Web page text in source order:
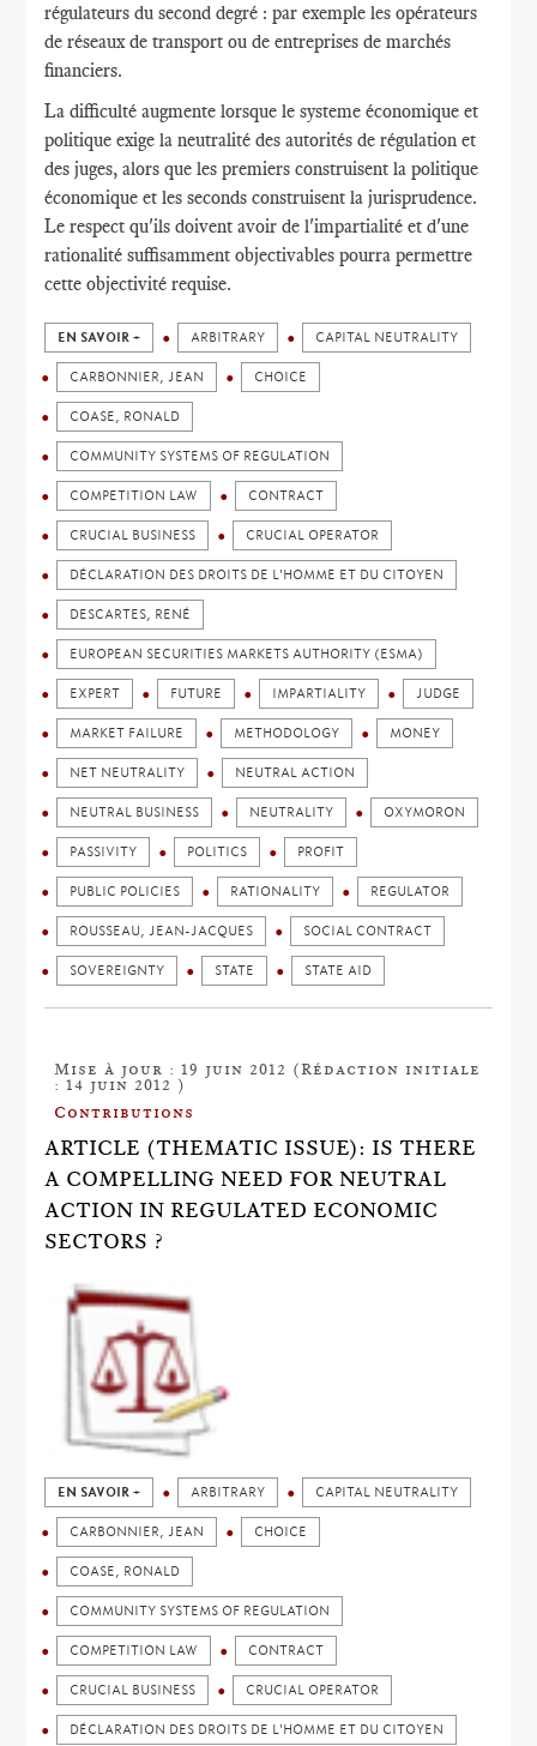
régulateurs du second degré : par exemple les opérateurs
de réseaux de transport ou de entreprises de marchés
financiers.
La difficulté augmente lorsque le systeme économique et
politique exige la neutralité des autorités de régulation et
des juges, alors que les premiers construisent la politique
économique et les seconds construisent la jurisprudence.
Le respect qu'ils doivent avoir de l'impartialité et d'une
rationalité suffisamment objectivables pourra permettre
cette objectivité requise.
EN SAVOIR + ARBITRARY CAPITAL NEUTRALITY
CARBONNIER, JEAN CHOICE
COASE, RONALD
COMMUNITY SYSTEMS OF REGULATION
COMPETITION LAW CONTRACT
CRUCIAL BUSINESS CRUCIAL OPERATOR
DÉCLARATION DES DROITS DE L'HOMME ET DU CITOYEN
DESCARTES, RENÉ
EUROPEAN SECURITIES MARKETS AUTHORITY (ESMA)
EXPERT FUTURE IMPARTIALITY JUDGE
MARKET FAILURE METHODOLOGY MONEY
NET NEUTRALITY NEUTRAL ACTION
NEUTRAL BUSINESS NEUTRALITY OXYMORON
PASSIVITY POLITICS PROFIT
PUBLIC POLICIES RATIONALITY REGULATOR
ROUSSEAU, JEAN-JACQUES SOCIAL CONTRACT
SOVEREIGNTY STATE STATE AID
Mise à jour : 19 juin 2012 (Rédaction initiale
: 14 juin 2012 )
Contributions
ARTICLE (THEMATIC ISSUE): IS THERE
A COMPELLING NEED FOR NEUTRAL
ACTION IN REGULATED ECONOMIC
SECTORS ?
EN SAVOIR + ARBITRARY CAPITAL NEUTRALITY
CARBONNIER, JEAN CHOICE
COASE, RONALD
COMMUNITY SYSTEMS OF REGULATION
COMPETITION LAW CONTRACT
CRUCIAL BUSINESS CRUCIAL OPERATOR
DÉCLARATION DES DROITS DE L'HOMME ET DU CITOYEN